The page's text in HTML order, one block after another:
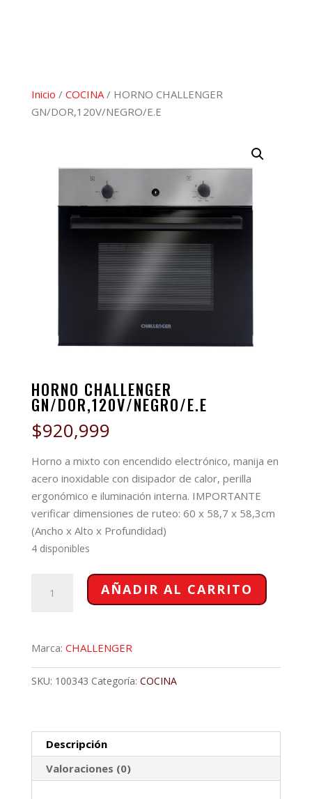
Inicio / COCINA/ HORNO CHALLENGER
GN/DOR,120V/NEGRO/E.E
HORNO CHALLENGER
GN/DOR,120V/NEGRO/E.E
$920,999
Horno a mixto con encendido electrónico, manija en
acero inoxidable con disipador de calor, perilla
ergonómico e iluminación interna. IMPORTANTE
verificar dimensiones de ruteo: 60 x 58,7 x 58,3cm
(Ancho x Alto x Profundidad)
4 disponibles
CHALLENGER
AÑADIR AL CARRITO
Marca: CHALLENGER
SKU: 100343 Categoría: COCINA
Descripción
Valoraciones (0)